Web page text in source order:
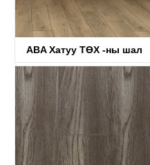
ABA Хатуу ТӨХ -ны шал
KTV8033